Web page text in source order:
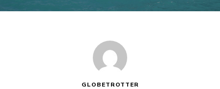
GLOBETROTTER